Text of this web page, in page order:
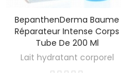
BepanthenDerma Baume
Réparateur Intense Corps
Tube De 200 Ml
Lait hydratant corporel